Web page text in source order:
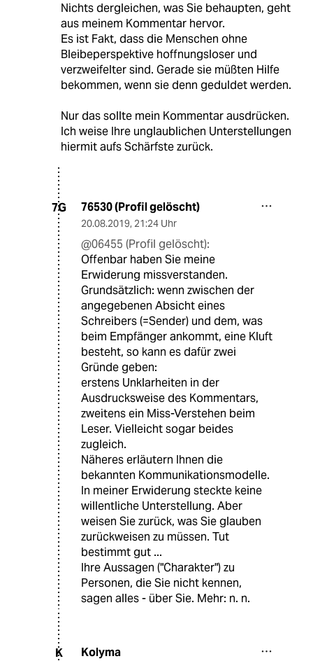
Nichts dergleichen, was Sie behaupten, geht
aus meinem Kommentar hervor.
Es ist Fakt, dass die Menschen ohne
Bleibeperspektive hoffnungsloser und
verzweifelter sind. Gerade sie müßten Hilfe
bekommen, wenn sie denn geduldet werden.
Nur das sollte mein Kommentar ausdrücken.
Ich weise Ihre unglaublichen Unterstellungen
hiermit aufs Schärfste zurück.
7G 76530 (Profil gelöscht)
20.08.2019, 21:24 Uhr
@06455 (Profil gelöscht):
Offenbar haben Sie meine
Erwiderung missverstanden.
Grundsätzlich: wenn zwischen der
angegebenen Absicht eines
Schreibers (=Sender) und dem, was
beim Empfänger ankommt, eine Kluft
besteht, so kann es dafür zwei
Gründe geben:
erstens Unklarheiten in der
Ausdrucksweise des Kommentars,
zweitens ein Miss-Verstehen beim
Leser. Vielleicht sogar beides
zugleich.
Näheres erläutern Ihnen die
bekannten Kommunikationsmodelle.
In meiner Erwiderung steckte keine
willentliche Unterstellung. Aber
weisen Sie zurück, was Sie glauben
zurückweisen zu müssen. Tut
bestimmt gut ...
Ihre Aussagen ("Charakter") zu
Personen, die Sie nicht kennen,
sagen alles - über Sie. Mehr: n. n.
K Kolyma